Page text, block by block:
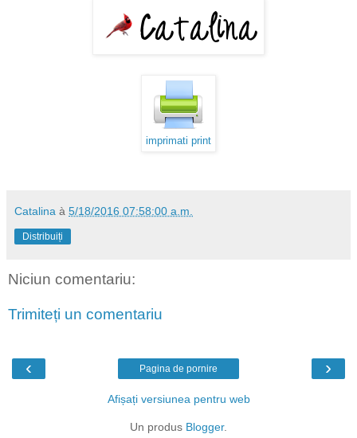
imprimati print
Catalina à 5/18/2016 07:58:00 a.m.
Distribuiți
Niciun comentariu:
Trimiteți un comentariu
‹ ›
Pagina de pornire
Afișați versiunea pentru web
Un produs Blogger.